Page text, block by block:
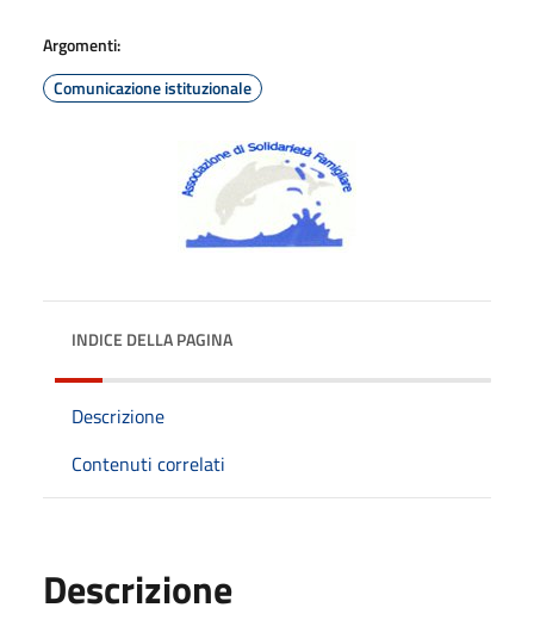
Argomenti:
Comunicazione istituzionale
INDICE DELLA PAGINA
Descrizione
Contenuti correlati
Descrizione